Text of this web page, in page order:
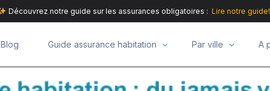
Découvrez notre guide sur les assurances obligatoires : Lire notre guide!
Blog Guide assurance habitation Par ville A